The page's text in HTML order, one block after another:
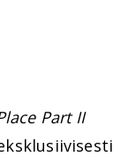
Part II